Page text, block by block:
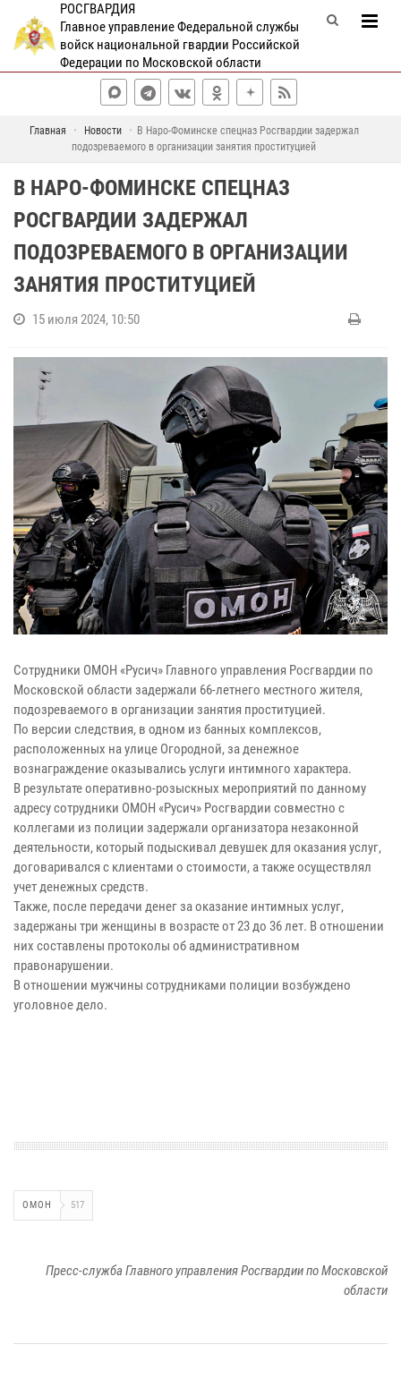
РОСГВАРДИЯ
Главное управление Федеральной службы
войск национальной гвардии Российской
Федерации по Московской области
Главная Новости
В Наро-Фоминске спецназ Росгвардии задержал
подозреваемого в организации занятия проституцией
В НАРО-ФОМИНСКЕ СПЕЦНАЗ
РОСГВАРДИИ ЗАДЕРЖАЛ
ПОДОЗРЕВАЕМОГО В ОРГАНИЗАЦИИ
ЗАНЯТИЯ ПРОСТИТУЦИЕЙ
15 июля 2024, 10:50
Сотрудники ОМОН «Русич» Главного управления Росгвардии по
Московской области задержали 66-летнего местного жителя,
подозреваемого в организации занятия проституцией.
По версии следствия, в одном из банных комплексов,
расположенных на улице Огородной, за денежное
вознаграждение оказывались услуги интимного характера.
В результате оперативно-розыскных мероприятий по данному
адресу сотрудники ОМОН «Русич» Росгвардии совместно с
коллегами из полиции задержали организатора незаконной
деятельности, который подыскивал девушек для оказания услуг,
договаривался с клиентами о стоимости, а также осуществлял
учет денежных средств.
Также, после передачи денег за оказание интимных услуг,
задержаны три женщины в возрасте от 23 до 36 лет. В отношении
них составлены протоколы об административном
правонарушении.
В отношении мужчины сотрудниками полиции возбуждено
уголовное дело.
ОМОН 517
Пресс-служба Главного управления Росгвардии по Московской
области